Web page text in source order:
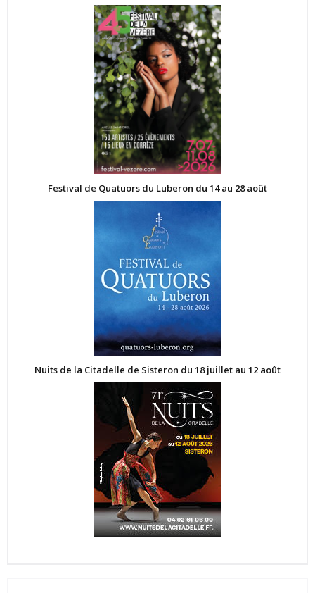
Festival de Quatuors du Luberon du 14 au 28 août
Nuits de la Citadelle de Sisteron du 18 juillet au 12 août